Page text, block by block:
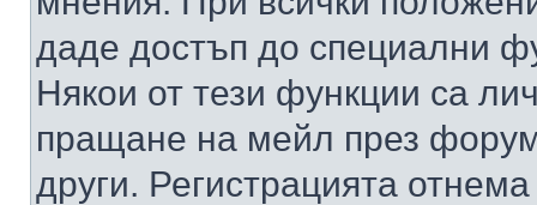
даде достъп до специални
Някои от тези функции са
пращане на мейл през
други. Регистрацията